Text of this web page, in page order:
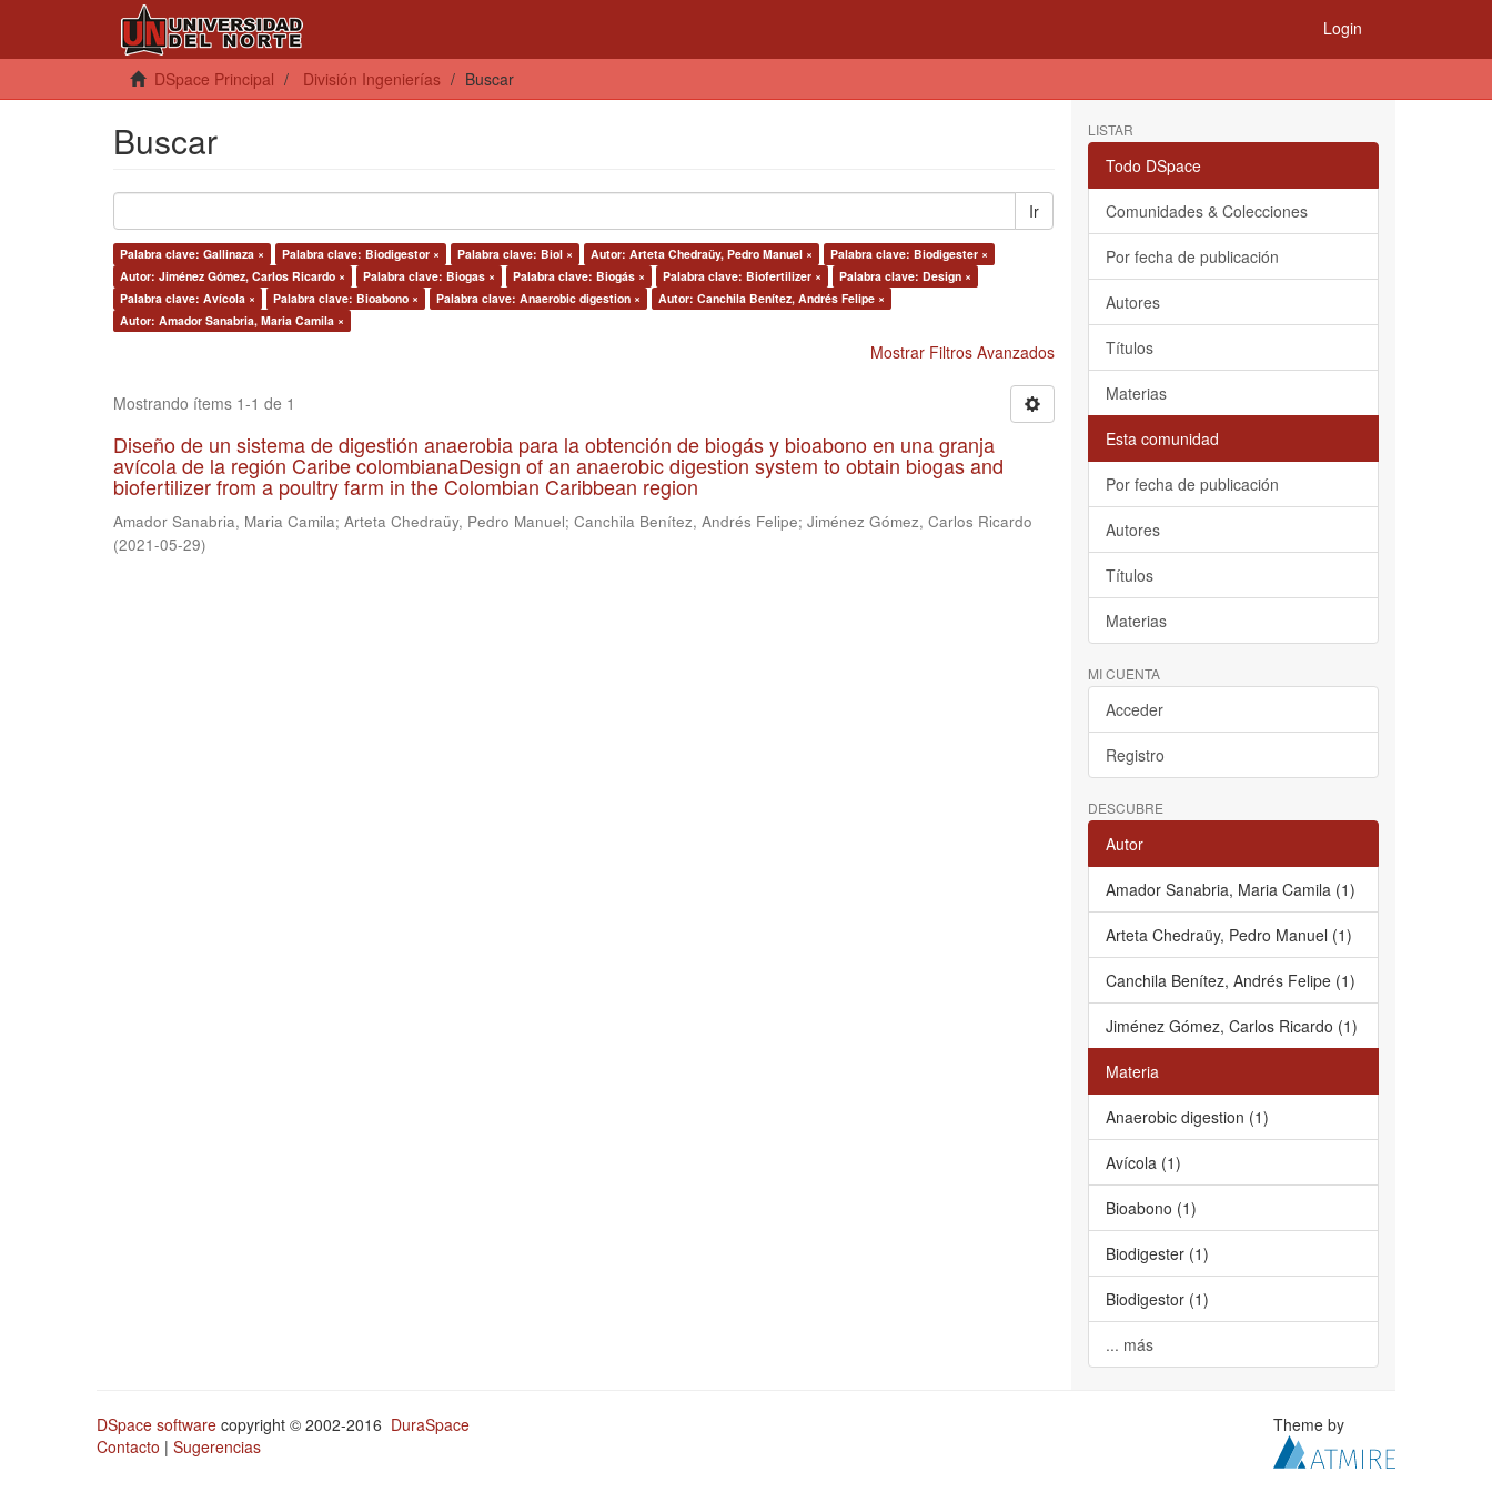
Login
DSpace Principal División Ingenierías Buscar
Buscar
Ir
Palabra clave: Gallinaza × Palabra clave: Biodigestor × Palabra clave: Biol × Autor: Arteta Chedraüy, Pedro Manuel ×
Palabra clave: Biodigester ×
Autor: Jiménez Gómez, Carlos Ricardo ×
Palabra clave: Biogas × Palabra clave: Biogás × Palabra clave: Biofertilizer ×
Palabra clave: Design ×
Palabra clave: Avícola ×
Palabra clave: Bioabono × Palabra clave: Anaerobic digestion ×
Autor: Canchila Benítez, Andrés Felipe ×
Autor: Amador Sanabria, Maria Camila ×
Mostrar Filtros Avanzados
Mostrando ítems 1-1 de 1
Diseño de un sistema de digestión anaerobia para la obtención de biogás y bioabono en una granja
avícola de la región Caribe colombianaDesign of an anaerobic digestion system to obtain biogas and
biofertilizer from a poultry farm in the Colombian Caribbean region
Amador Sanabria, Maria Camila; Arteta Chedraüy, Pedro Manuel; Canchila Benítez, Andrés Felipe; Jiménez Gómez, Carlos Ricardo
(2021-05-29)
LISTAR
Todo DSpace
Comunidades & Colecciones
Por fecha de publicación
Autores
Títulos
Materias
Esta comunidad
Por fecha de publicación
Autores
Títulos
Materias
MI CUENTA
Acceder
Registro
DESCUBRE
Autor
Amador Sanabria, Maria Camila (1)
Arteta Chedraüy, Pedro Manuel (1)
Canchila Benítez, Andrés Felipe (1)
Jiménez Gómez, Carlos Ricardo (1)
Materia
Anaerobic digestion (1)
Avícola (1)
Bioabono (1)
Biodigester (1)
Biodigestor (1)
... más
DSpace software copyright © 2002-2016 DuraSpace
Contacto | Sugerencias
Theme by